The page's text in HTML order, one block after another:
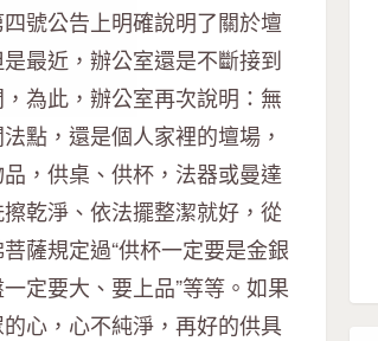
號公告上明確說明了關於壇
最近，辦公室還是不斷接到
為此，辦公室再次說明：無
點，還是個人家裡的壇場，
，供桌、供杯，法器或曼達
乾淨、依法擺整潔就好，從
薩規定過“供杯一定要是金銀
定要大、要上品”等等。如果
心，心不純淨，再好的供具